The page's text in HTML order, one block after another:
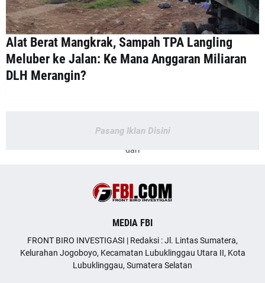
Alat Berat Mangkrak, Sampah TPA Langling
Meluber ke Jalan: Ke Mana Anggaran Miliaran
DLH Merangin?
Pasang Iklan Disini
dari
MEDIA FBI
FRONT BIRO INVESTIGASI | Redaksi : Jl. Lintas Sumatera,
Kelurahan Jogoboyo, Kecamatan Lubuklinggau Utara II, Kota
Lubuklinggau, Sumatera Selatan